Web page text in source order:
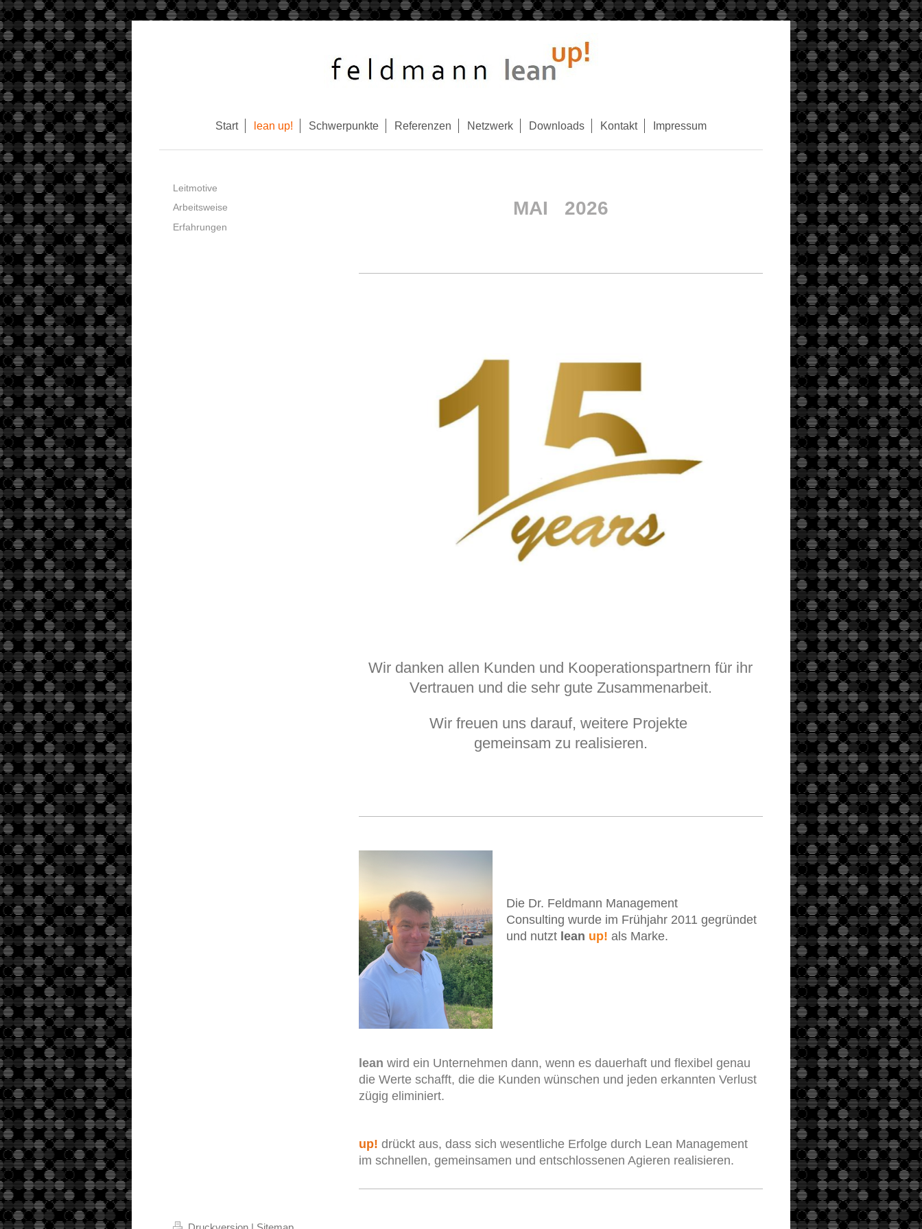
Start lean up! Schwerpunkte Referenzen Netzwerk Downloads Kontakt Impressum
MAI 2026
Wir danken allen Kunden und Kooperationspartnern für ihr
Vertrauen und die sehr gute Zusammenarbeit.
Wir freuen uns darauf, weitere Projekte
gemeinsam zu realisieren.
Die Dr. Feldmann Management
Consulting wurde im Frühjahr 2011 gegründet
und nutzt lean up! als Marke.
lean wird ein Unternehmen dann, wenn es dauerhaft und flexibel genau
die Werte schafft, die die Kunden wünschen und jeden erkannten Verlust
zügig eliminiert.
up! drückt aus, dass sich wesentliche Erfolge durch Lean Management
im schnellen, gemeinsamen und entschlossenen Agieren realisieren.
Leitmotive
Arbeitsweise
Erfahrungen